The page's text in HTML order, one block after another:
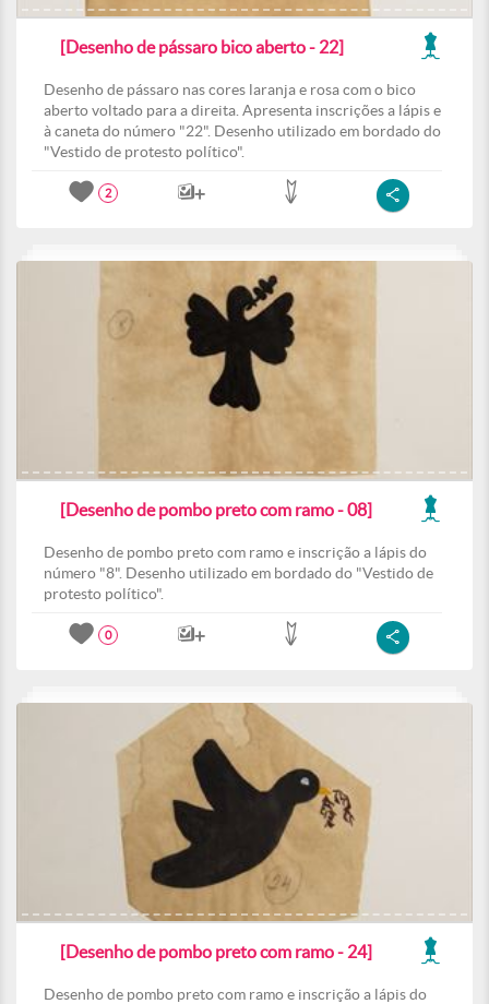
[Desenho de pássaro bico aberto - 22]
Desenho de pássaro nas cores laranja e rosa com o bico
aberto voltado para a direita. Apresenta inscrições a lápis e
à caneta do número "22". Desenho utilizado em bordado do
"Vestido de protesto político".
2
[Desenho de pombo preto com ramo - 08]
Desenho de pombo preto com ramo e inscrição a lápis do
número "8". Desenho utilizado em bordado do "Vestido de
protesto político".
0
[Desenho de pombo preto com ramo - 24]
Desenho de pombo preto com ramo e inscrição a lápis do